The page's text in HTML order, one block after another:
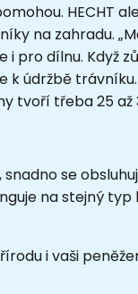
HECHT
na zahradu.
i pro dílnu. Když
k údržbě
tvoří třeba 25 až
se
na stejný
i vaši